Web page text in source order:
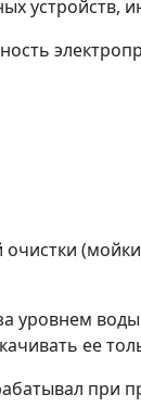
устройств,
уровнем
ее
при